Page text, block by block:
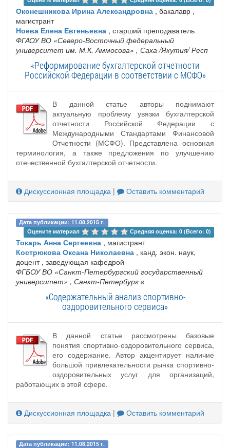
Оконешникова Ирина Александровна , бакалавр ,
магистрант
Ноева Елена Евгеньевна , старший преподаватель
ФГАОУ ВО «Северо-Восточный федеральный
университет им. М.К. Аммосова» , Саха /Якутия/ Респ
«Реформирование бухгалтерской отчетности
Российской Федерации в соответствии с МСФО»
В данной статье авторы поднимают
актуальную проблему увязки бухгалтерской
отчетности Российской Федерации с
Международными Стандартами Финансовой
Отчетности (МСФО). Представлена основная
терминология, а также предложения по улучшению
отечественной бухгалтерской отчетности.
Дискуссионная площадка | Оставить комментарий
Дата публикации: 11.08.2015 г.
Оцените материал
Средняя оценка: 0 (Всего: 0)
Токарь Анна Сергеевна , магистрант
Кострюкова Оксана Николаевна , канд. экон. наук,
доцент , заведующая кафедрой
ФГБОУ ВО «Санкт-Петербургский государственный
университет» , Санкт-Петербург г
«Содержательный анализ спортивно-
оздоровительного сервиса»
В данной статье рассмотрены базовые
понятия спортивно‐оздоровительного сервиса,
его содержание. Автор акцентирует наличие
большой привлекательности рынка спортивно-
оздоровительных услуг для организаций,
работающих в этой сфере.
Дискуссионная площадка | Оставить комментарий
Дата публикации: 11.08.2015 г.